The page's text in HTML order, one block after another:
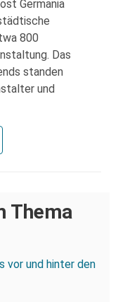
Germania
800
Das
standen
und
Thema
vor und hinter den